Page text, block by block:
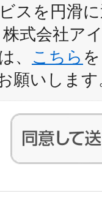
スを円滑
式会社ア
、
こちら
願いします